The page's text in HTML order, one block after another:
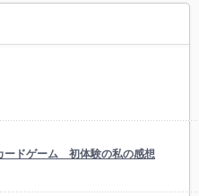
ードゲーム 初体験の私の感想